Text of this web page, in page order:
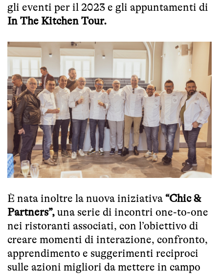
gli eventi per il 2023 e gli appuntamenti di
In The Kitchen Tour.
È nata inoltre la nuova iniziativa “Chic &
Partners”, una serie di incontri one-to-one
nei ristoranti associati, con l’obiettivo di
creare momenti di interazione, confronto,
apprendimento e suggerimenti reciproci
sulle azioni migliori da mettere in campo